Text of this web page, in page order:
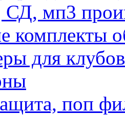
мп3
комплекты
для клубов
поп